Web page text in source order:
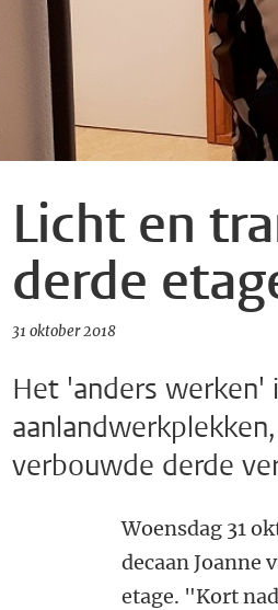
Licht en
derde
31 oktober 2018
Het 'anders werken'
verbouwde derde
Woensdag 31
decaan Joanne
etage. "Kort